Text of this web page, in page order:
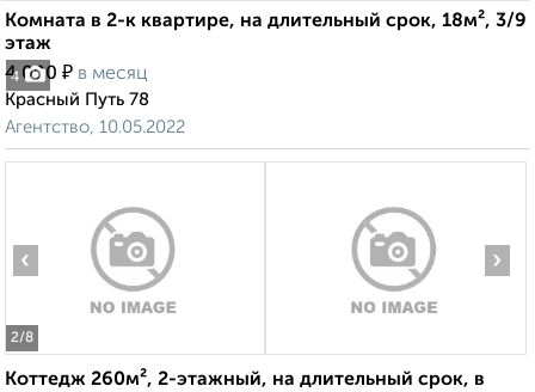
4
Комната в 2-к квартире, на длительный срок, 18м², 3/9
этаж
4 000 ₽ в месяц
Красный Путь 78
Агентство, 10.05.2022
2/8
‹ ›
Коттедж 260м², 2-этажный, на длительный срок, в